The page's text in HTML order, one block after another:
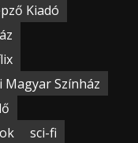
Kiadó
Magyar Színház
sci-fi